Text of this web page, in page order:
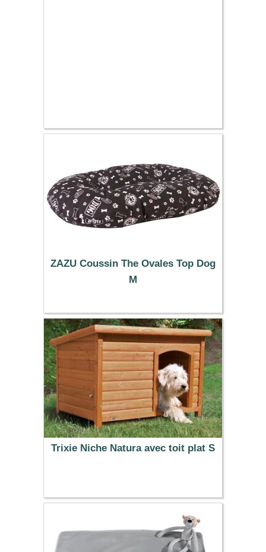
ZAZU Coussin The Ovales Top Dog
M
19.99 €
Trixie Niche Natura avec toit plat S
120.00 €